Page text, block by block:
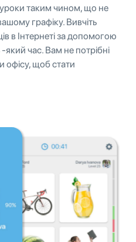
уроки таким чином, що не
графіку. Вивчіть
в Інтернеті за допомогою
час. Вам не потрібні
офісу, щоб стати